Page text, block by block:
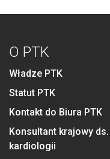
O PTK
Władze PTK
Statut PTK
Kontakt do Biura PTK
Konsultant krajowy ds.
kardiologii